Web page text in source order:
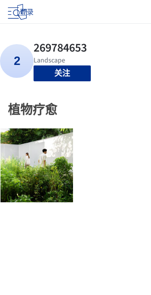
登录
关注
植物疗愈